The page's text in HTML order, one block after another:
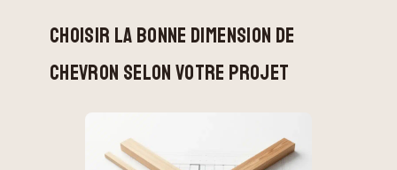
CHOISIR LA BONNE DIMENSION DE
CHEVRON SELON VOTRE PROJET